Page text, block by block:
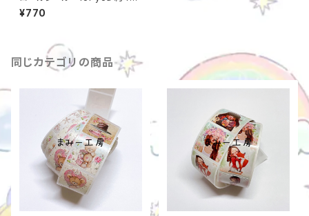
センチ 1巻（約500枚） 女の
子 くま 当店オリジナル m00
¥770
同じカテゴリの商品